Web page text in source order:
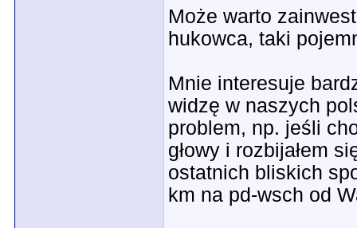
Może warto
hukowca, taki
Mnie interesuje
widzę w naszych
problem, np. jeśli
głowy i rozbijałem
ostatnich bliskich
km na pd-wsch od